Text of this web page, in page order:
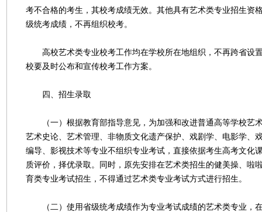
考不合格的考生，其校考成绩无效。其他具有艺术类专业招生资
级统考成绩，不再组织校考。
高校艺术类专业校考工作均在学校所在地组织，不再跨省设
校要及时公布和宣传校考工作方案。
四、招生录取
（一）根据教育部指导意见，为加强和改进普通高等学校艺
艺术史论、艺术管理、非物质文化遗产保护、戏剧学、电影学、
编导、影视技术等专业不组织专业考试，直接依据考生高考文化
质评价，择优录取。同时，原先安排在艺术类招生的健美操、啦
育类专业考试招生，不得通过艺术类专业考试方式进行招生。
（二）使用省级统考成绩作为专业考试成绩的艺术类专业，